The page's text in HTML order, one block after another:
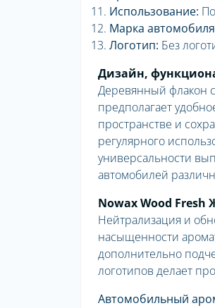
Использование:
Марка
Логотип: Без
Дизайн,
Деревянный флакон
предполагает
пространстве и
регулярного
универсальности
автомобилей
Nowax Wood
Нейтрализация и
насыщенности
дополнительно
логотипов делает
Автомобильный